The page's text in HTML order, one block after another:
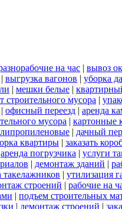
на час | вывоз
| выгрузка вагонов | уборка
| мешки белые |
строительного мусора |
| офисный переезд | аренда
мусора | картонные
| дачный
квартиры | заказать
аренда погрузчика | услуги
| демонтаж зданий |
такелажников | утилизация
строений | рабочие на
| подъем строительных
| демонтаж строений |